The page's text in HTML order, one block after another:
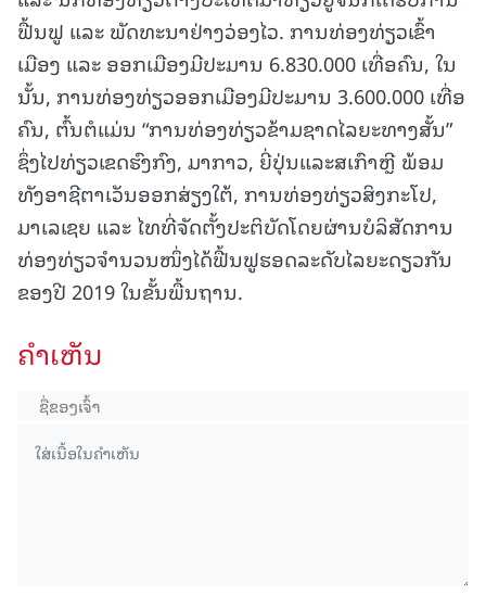
ຟື້ນຟູ ແລະ ພັດທະນາຢ່າງວ່ອງໄວ. ການທ່ອງທ່ຽວເຂົ້າ
ເມືອງ ແລະ ອອກເມືອງມີປະມານ 6.830.000 ເທື່ອຄົນ, ໃນ
ນັ້ນ, ການທ່ອງທ່ຽວອອກເມືອງມີປະມານ 3.600.000 ເທື່ອ
ຄົນ, ຕົ້ນຕໍແມ່ນ “ການທ່ອງທ່ຽວຂ້າມຊາດໄລຍະທາງສັ້ນ”
ຊຶ່ງໄປທ່ຽວເຂດຮົງກົງ, ມາກາວ, ຍີ່ປຸ່ນແລະສເກົາຫຼີ ພ້ອມ
ທັງອາຊີຕາເວັນອອກສ່ຽງໃຕ້, ການທ່ອງທ່ຽວສິງກະໂປ,
ມາເລເຊຍ ແລະ ໄທທີ່ຈັດຕັ້ງປະຕິບັດໂດຍຜ່ານບໍລິສັດການ
ທ່ອງທ່ຽວຈຳນວນໜຶ່ງໄດ້ຟື້ນຟູຮອດລະດັບໄລຍະດຽວກັນ
ຂອງປີ 2019 ໃນຂັ້ນພື້ນຖານ.
ຄໍາເຫັນ